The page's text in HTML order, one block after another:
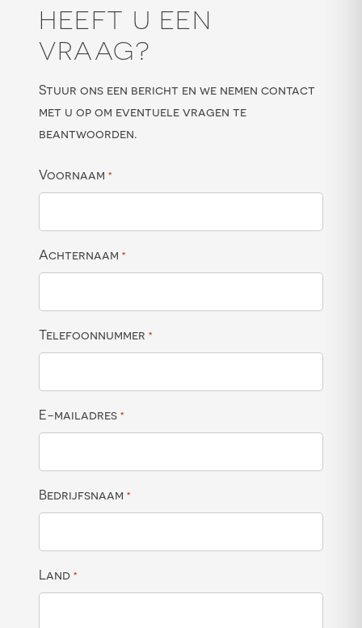
HEEFT U EEN
VRAAG?
Stuur ons een bericht en we nemen contact
met u op om eventuele vragen te
beantwoorden.
Voornaam *
Achternaam *
Telefoonnummer *
E-mailadres *
Bedrijfsnaam *
Land *